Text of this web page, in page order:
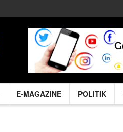
E-MAGAZINE POLITIK